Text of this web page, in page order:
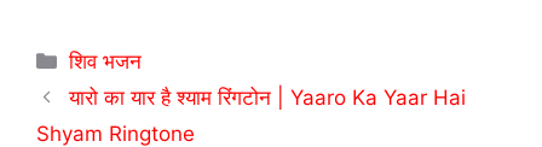
Categories
शिव भजन
यारो का यार है श्याम रिंगटोन | Yaaro Ka Yaar Hai
Shyam Ringtone